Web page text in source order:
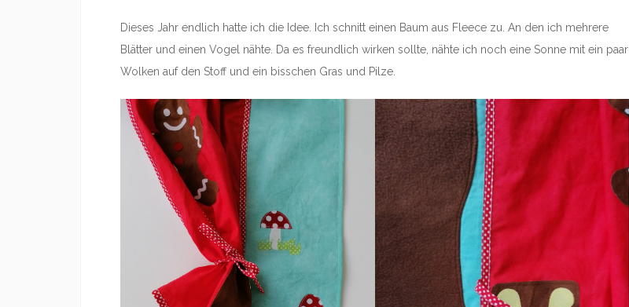
Dieses Jahr endlich hatte ich die Idee. Ich schnitt einen Baum aus Fleece zu. An den ich mehrere
Blätter und einen Vogel nähte. Da es freundlich wirken sollte, nähte ich noch eine Sonne mit ein paar
Wolken auf den Stoff und ein bisschen Gras und Pilze.